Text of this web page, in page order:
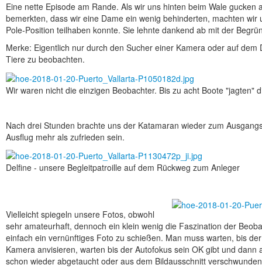
Eine nette Episode am Rande. Als wir uns hinten beim Wale
bemerkten, dass wir eine Dame ein wenig behinderten, machten
Pole-Position teilhaben konnte. Sie lehnte dankend ab mit der
Merke: Eigentlich nur durch den Sucher einer Kamera oder auf
Tiere zu beobachten.
Wir waren nicht die einzigen Beobachter. Bis zu acht Boote "jagten"
Nach drei Stunden brachte uns der Katamaran wieder zum
Ausflug mehr als zufrieden sein.
Delfine - unsere Begleitpatroille auf dem Rückweg zum Anleger
Vielleicht spiegeln unsere Fotos, obwohl
sehr amateurhaft, dennoch ein klein wenig die Faszination der
einfach ein vernünftiges Foto zu schießen. Man muss warten, bis
Kamera anvisieren, warten bis der Autofokus sein OK gibt und
schon wieder abgetaucht oder aus dem Bildausschnitt